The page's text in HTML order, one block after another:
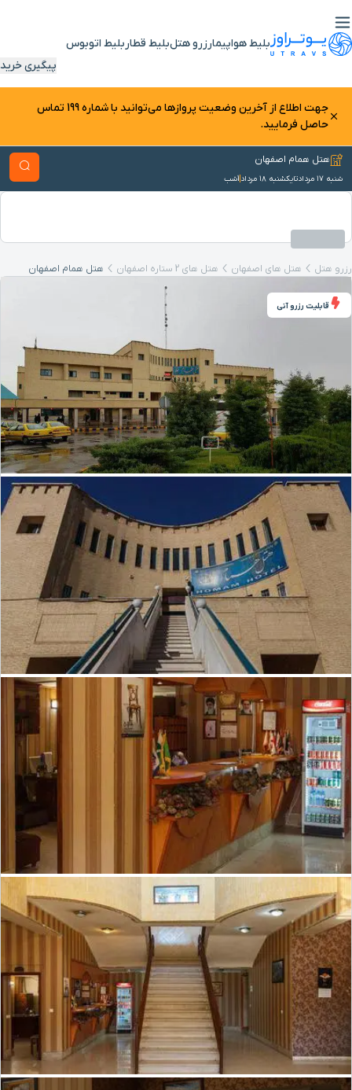
بلیط هواپیمارزرو هتلبلیط قطار بلیط اتوبوس
پیگیری خرید
جهت اطلاع از آخرین وضعیت پرواز‌ها می‌توانید با شماره 199 تماس
حاصل فرمایید.
هتل همام اصفهان
شنبه ۱۷ مرداد تایکشنبه ۱۸ مرداد 1شب
رزرو هتل هتل‌ های اصفهان هتل های 2 ستاره اصفهان هتل همام اصفهان
قابلیت رزرو آنی